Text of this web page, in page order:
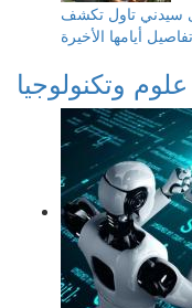
المحتوى سيدني تاول تكشف
تفاصيل أيامها الأخيرة
علوم وتكنولوجيا